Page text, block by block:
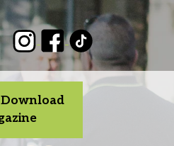
Download